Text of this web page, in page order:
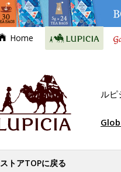
Home
ルピ
ストアTOPに戻る